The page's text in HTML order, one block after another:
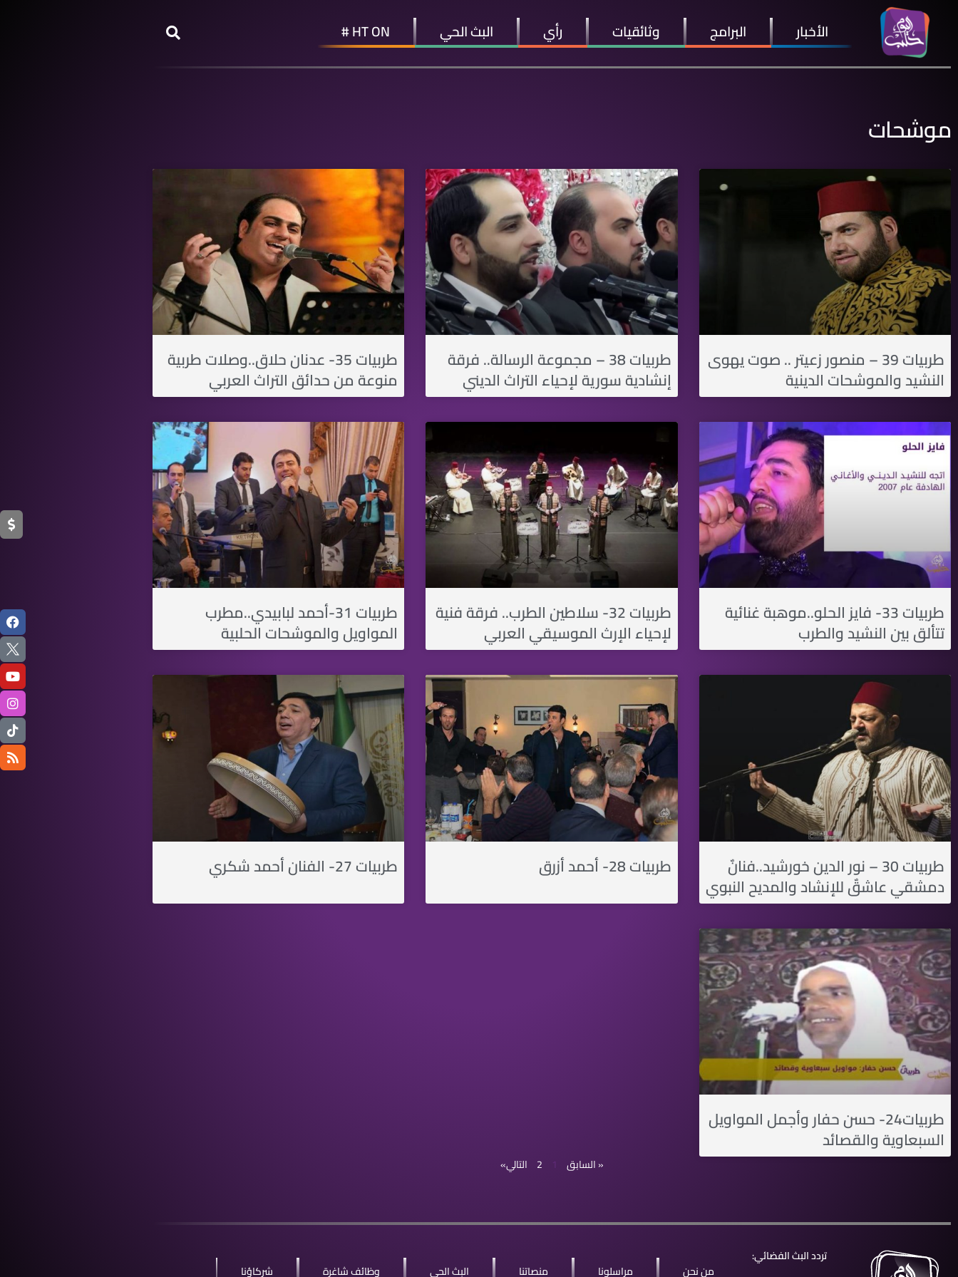
الأخبار البرامج وثائقيات رأي البث الحي HT ON #
موشحات
طربيات 39 – منصور زعيتر .. صوت يهوى
النشيد والموشحات الدينية
طربيات 38 – مجموعة الرسالة.. فرقة
إنشادية سورية لإحياء التراث الديني
طربيات 35- عدنان حلاق..وصلات طربية
منوعة من حدائق التراث العربي
طربيات 33- فايز الحلو..موهبة غنائية
تتألق بين النشيد والطرب
طربيات 32- سلاطين الطرب.. فرقة فنية
لإحياء الإرث الموسيقي العربي
طربيات 31-أحمد لبابيدي..مطرب
المواويل والموشحات الحلبية
طربيات 30 – نور الدين خورشيد..فنانٌ
دمشقي عاشقٌ للإنشاد والمديح النبوي
طربيات 28- أحمد أزرق طربيات 27- الفنان أحمد شكري
طربيات24- حسن حفار وأجمل المواويل
السبعاوية والقصائد
« السابق 1
2 التالي»
تردد البث الفضائي:
من نحن مراسلونا منصاتنا البث الحي وظائف شاغرة شركاؤنا